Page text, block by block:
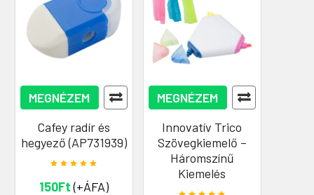
MEGNÉZEM
Cafey radír és
hegyező (AP731939)
150Ft(+ÁFA)
MEGNÉZEM
Innovatív Trico
Szövegkiemelő –
Háromszínű
Kiemelés